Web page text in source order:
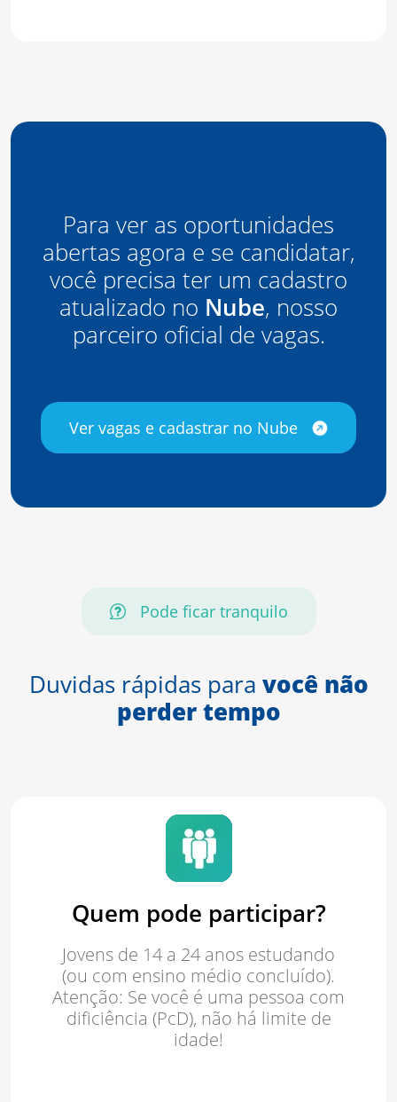
Para ver as oportunidades
abertas agora e se candidatar,
você precisa ter um cadastro
atualizado no Nube, nosso
parceiro oficial de vagas.
Ver vagas e cadastrar no Nube
Pode ficar tranquilo
Duvidas rápidas para você não
perder tempo
Quem pode participar?
Jovens de 14 a 24 anos estudando
(ou com ensino médio concluído).
Atenção: Se você é uma pessoa com
dificiência (PcD), não há limite de
idade!